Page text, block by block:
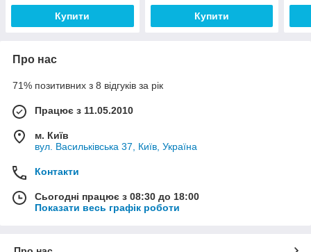
Купити Купити
Про нас
71% позитивних з 8 відгуків за рік
Працює з 11.05.2010
м. Київ
вул. Васильківська 37, Київ, Україна
Контакти
Сьогодні працює з 08:30 до 18:00
Показати весь графік роботи